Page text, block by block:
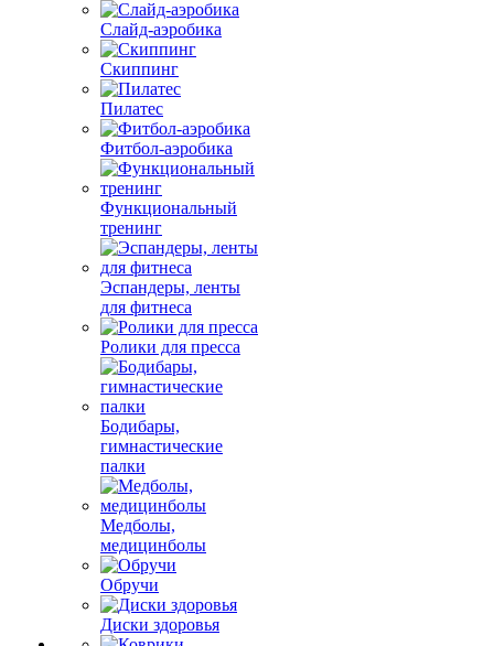
Слайд-аэробика
Скиппинг
Пилатес
Фитбол-аэробика
Функциональный
тренинг
Эспандеры, ленты
для фитнеса
Ролики для пресса
Бодибары,
гимнастические
палки
Медболы,
медицинболы
Обручи
Диски здоровья